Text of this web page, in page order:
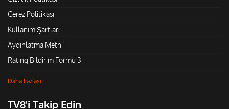
Çerez Politikası
Kullanım Şartları
Aydınlatma Metni
Rating Bildirim Formu 3
Daha Fazlası
TV8'i Takip Edin